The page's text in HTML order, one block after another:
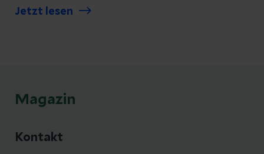
den Verschleiß des Hüftgelenks. Wie es dazu
Jetzt lesen
Magazin
Kontakt